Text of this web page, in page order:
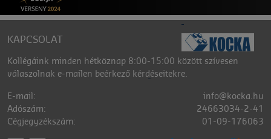
KAPCSOLAT
Kollégáink minden hétköznap 8:00-15:00 között szívesen
válaszolnak e-mailen beérkező kérdéseitekre.
E-mail:
info@kocka.hu
Adószám:
24663034-2-41
Cégjegyzékszám:
01-09-176063